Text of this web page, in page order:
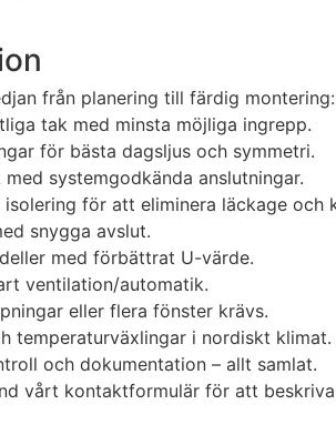
från planering till färdig montering:
tak med minsta möjliga ingrepp.
för bästa dagsljus och symmetri.
systemgodkända anslutningar.
för att eliminera läckage och
snygga avslut.
med förbättrat U-värde.
ventilation/automatik.
eller flera fönster krävs.
temperaturväxlingar i nordiskt klimat.
och dokumentation – allt samlat.
vårt kontaktformulär för att